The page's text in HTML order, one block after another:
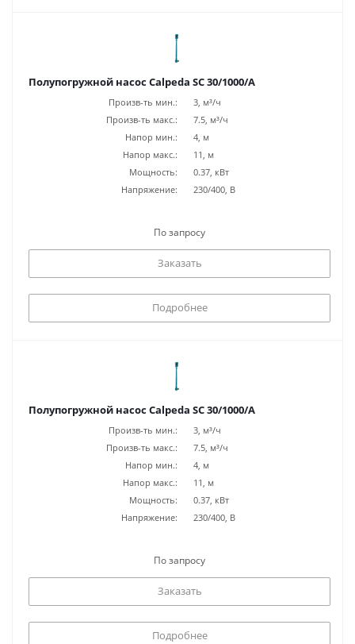
Полупогружной насос Calpeda SC 30/1000/A
Произв-ть мин.:
3, м³/ч
Произв-ть макс.:
7.5, м³/ч
Напор мин.:
4, м
Напор макс.:
11, м
Мощность:
0.37, кВт
Напряжение:
230/400, В
По запросу
Заказать
Подробнее
Полупогружной насос Calpeda SC 30/1000/A
Произв-ть мин.:
3, м³/ч
Произв-ть макс.:
7.5, м³/ч
Напор мин.:
4, м
Напор макс.:
11, м
Мощность:
0.37, кВт
Напряжение:
230/400, В
По запросу
Заказать
Подробнее